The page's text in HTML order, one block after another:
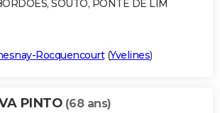
SOUTO, PONTE DE LIM
Rocquencourt(Yvelines)
PINTO (68 ans)